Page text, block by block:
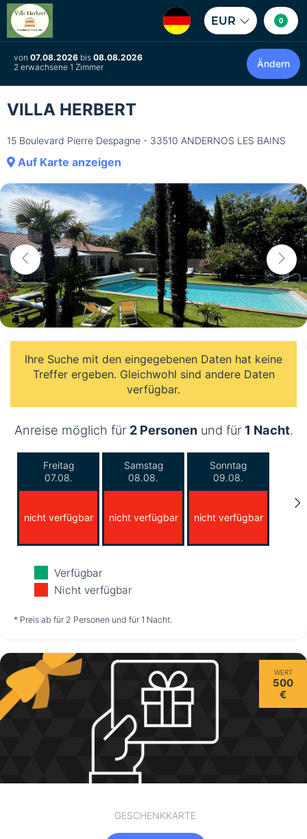
EUR 0
von 07.08.2026 bis 08.08.2026
2 erwachsene 1 Zimmer
Ändern
VILLA HERBERT
15 Boulevard Pierre Despagne - 33510 ANDERNOS LES BAINS
Auf Karte anzeigen
Ihre Suche mit den eingegebenen Daten hat keine
Treffer ergeben. Gleichwohl sind andere Daten
verfügbar.
Anreise möglich für 2 Personenund für 1 Nacht.
Freitag
07.08.
nicht verfügbar
Samstag
08.08.
nicht verfügbar
Sonntag
09.08.
nicht verfügbar
Montag
10.08.
nicht verfügbar nicht verfügbar
Donnerstag
13.08.
nicht verfügbar
Verfügbar
Nicht verfügbar
* Preis ab für 2 Personen und für 1 Nacht.
WERT
500
€
GESCHENKKARTE